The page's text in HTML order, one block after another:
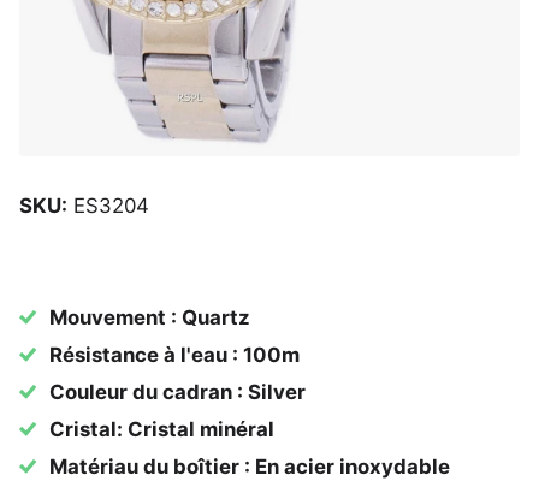
SKU: ES3204
Mouvement : Quartz
Résistance à l'eau : 100m
Couleur du cadran : Silver
Cristal: Cristal minéral
Matériau du boîtier : En acier inoxydable